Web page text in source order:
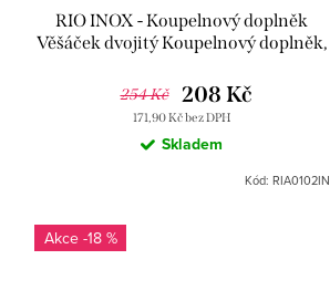
RIO INOX - Koupelnový doplněk
Věšáček dvojitý Koupelnový doplněk,
Slezák
254 Kč
171,90 Kč bez DPH
208 Kč
Skladem
Kód: RIA0102IN
-18 %